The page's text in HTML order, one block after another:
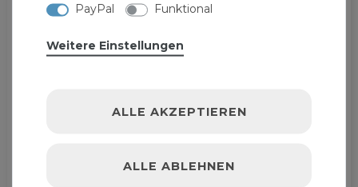
PayPal Funktional
Weitere Einstellungen
ALLE AKZEPTIEREN
ALLE ABLEHNEN